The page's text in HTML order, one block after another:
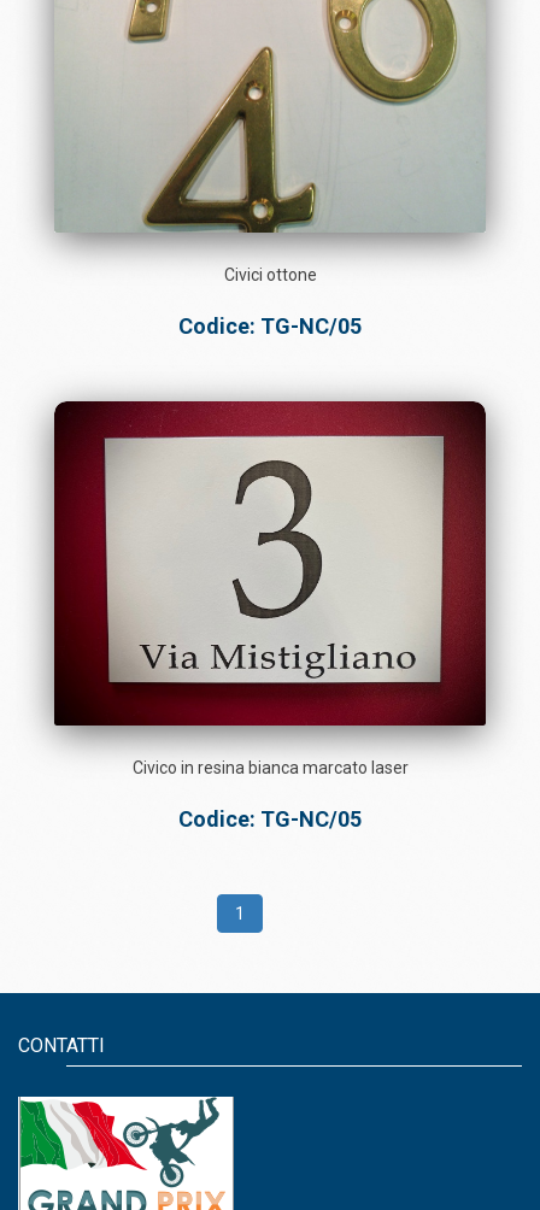
Civici ottone
Codice: TG-NC/05
Civico in resina bianca marcato laser
Codice: TG-NC/05
1
CONTATTI